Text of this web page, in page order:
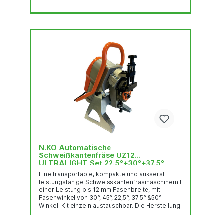
N.KO Automatische
Schweißkantenfräse UZ12
ULTRALIGHT Set 22.5°+30°+37.5°
+45°+50°
Eine transportable, kompakte und äusserst
leistungsfähige Schweisskantenfräsmaschinemit
einer Leistung bis 12 mm Fasenbreite, mit
Fasenwinkel von 30°, 45°, 22,5°, 37.5° &50° -
Winkel-Kit einzeln austauschbar. Die Herstellung